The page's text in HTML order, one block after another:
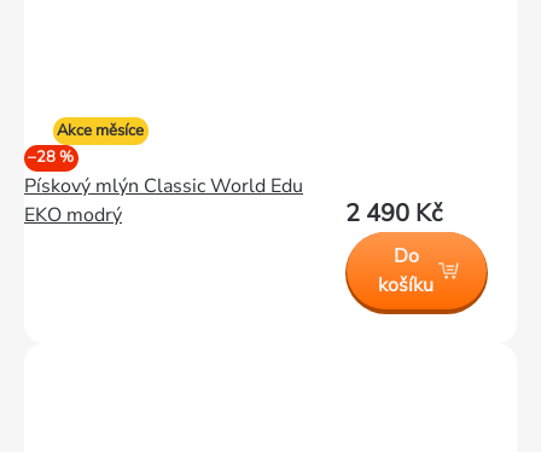
Akce měsíce
–28 %
Pískový mlýn Classic World Edu
EKO modrý
2 490 Kč
Do
košíku